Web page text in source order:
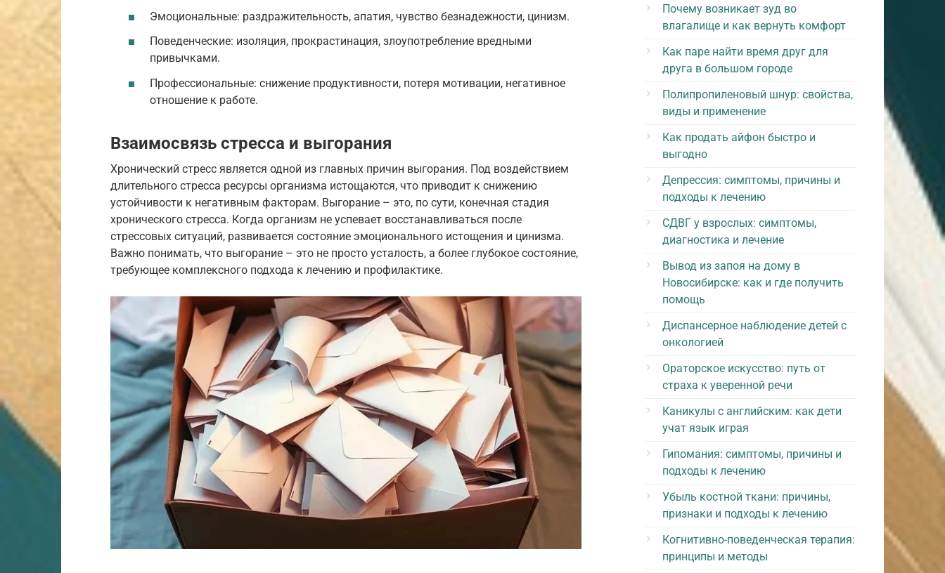
Эмоциональные: раздражительность, апатия, чувство безнадежности, цинизм.
Поведенческие: изоляция, прокрастинация, злоупотребление вредными
привычками.
Профессиональные: снижение продуктивности, потеря мотивации, негативное
отношение к работе.
Взаимосвязь стресса и выгорания
Хронический стресс является одной из главных причин выгорания. Под воздействием
длительного стресса ресурсы организма истощаются, что приводит к снижению
устойчивости к негативным факторам. Выгорание – это, по сути, конечная стадия
хронического стресса. Когда организм не успевает восстанавливаться после
стрессовых ситуаций, развивается состояние эмоционального истощения и цинизма.
Важно понимать, что выгорание – это не просто усталость, а более глубокое состояние,
требующее комплексного подхода к лечению и профилактике.
Почему возникает зуд во
влагалище и как вернуть комфорт
Как паре найти время друг для
друга в большом городе
Полипропиленовый шнур: свойства,
виды и применение
Как продать айфон быстро и
выгодно
Депрессия: симптомы, причины и
подходы к лечению
СДВГ у взрослых: симптомы,
диагностика и лечение
Вывод из запоя на дому в
Новосибирске: как и где получить
помощь
Диспансерное наблюдение детей с
онкологией
Ораторское искусство: путь от
страха к уверенной речи
Каникулы с английским: как дети
учат язык играя
Гипомания: симптомы, причины и
подходы к лечению
Убыль костной ткани: причины,
признаки и подходы к лечению
Когнитивно-поведенческая терапия:
принципы и методы